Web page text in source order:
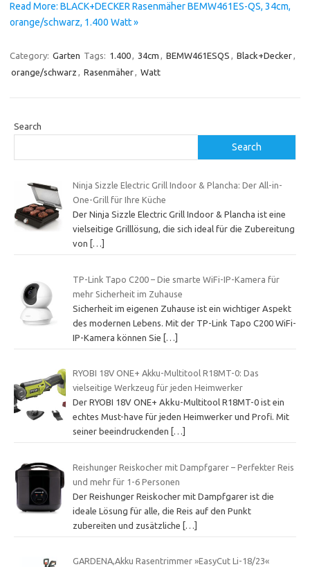
Read More: BLACK+DECKER Rasenmäher BEMW461ES-QS, 34cm,
orange/schwarz, 1.400 Watt »
Category: Garten Tags: 1.400, 34cm , BEMW461ESQS , Black+Decker,
orange/schwarz , Rasenmäher, Watt
Search
Search
Ninja Sizzle Electric Grill Indoor & Plancha: Der All-in-
One-Grill für Ihre Küche
Der Ninja Sizzle Electric Grill Indoor & Plancha ist eine
vielseitige Grilllösung, die sich ideal für die Zubereitung
von
[…]
TP-Link Tapo C200 – Die smarte WiFi-IP-Kamera für
mehr Sicherheit im Zuhause
Sicherheit im eigenen Zuhause ist ein wichtiger Aspekt
des modernen Lebens. Mit der TP-Link Tapo C200 WiFi-
IP-Kamera können Sie […]
RYOBI 18V ONE+ Akku-Multitool R18MT-0: Das
vielseitige Werkzeug für jeden Heimwerker
Der RYOBI 18V ONE+ Akku-Multitool R18MT-0 ist ein
echtes Must-have für jeden Heimwerker und Profi. Mit
seiner beeindruckenden
[…]
Reishunger Reiskocher mit Dampfgarer – Perfekter Reis
und mehr für 1-6 Personen
Der Reishunger Reiskocher mit Dampfgarer ist die
ideale Lösung für alle, die Reis auf den Punkt
zubereiten und zusätzliche […]
GARDENA,Akku Rasentrimmer »EasyCut Li-18/23«